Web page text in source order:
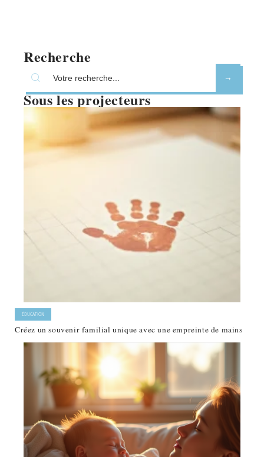
Recherche
Sous les projecteurs
ÉDUCATION
Créez un souvenir familial unique avec une empreinte de mains